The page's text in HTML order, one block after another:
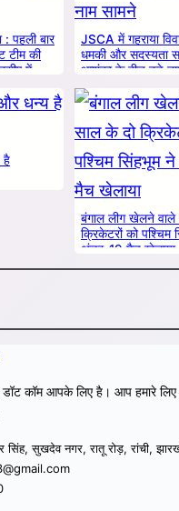
पहली बार
टीम की
में
JSCA में गहराया
धमकी और सदस्यता
आशंका के बीच बड़े
है
बंगाल लीग खेलने
क्रिकेटरों को पश्चिम
अंडर-19 मैच खेलाया
डॉट कॉम आपके लिए है। आप हमारे
सिंह, सुखदेव नगर, रातू रोड़, रांची,